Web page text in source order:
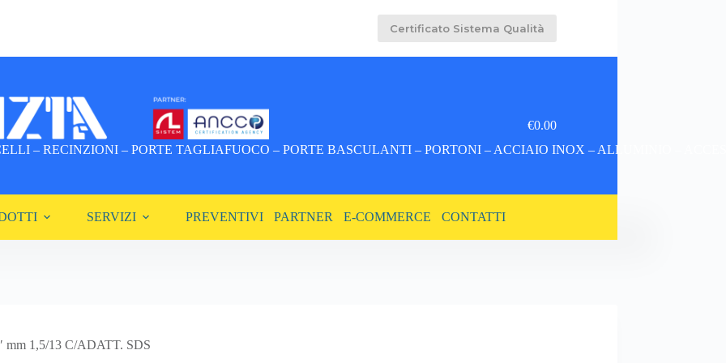
Certificato Sistema Qualità
– RECINZIONI – PORTE TAGLIAFUOCO – PORTE BASCULANTI – PORTONI – ACCIAIO INOX – ALLUMINIO –
Carrello
€0.00
SERVIZI PREVENTIVI PARTNER E-COMMERCE CONTATTI
1,5/13 C/ADATT. SDS